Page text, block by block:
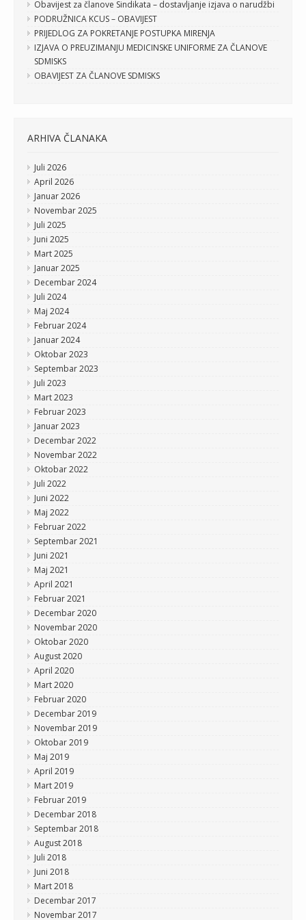
Obavijest za članove Sindikata – dostavljanje izjava o narudžbi
PODRUŽNICA KCUS – OBAVIJEST
PRIJEDLOG ZA POKRETANJE POSTUPKA MIRENJA
IZJAVA O PREUZIMANJU MEDICINSKE UNIFORME ZA ČLANOVE
SDMISKS
OBAVIJEST ZA ČLANOVE SDMISKS
ARHIVA ČLANAKA
Juli 2026
April 2026
Januar 2026
Novembar 2025
Juli 2025
Juni 2025
Mart 2025
Januar 2025
Decembar 2024
Juli 2024
Maj 2024
Februar 2024
Januar 2024
Oktobar 2023
Septembar 2023
Juli 2023
Mart 2023
Februar 2023
Januar 2023
Decembar 2022
Novembar 2022
Oktobar 2022
Juli 2022
Juni 2022
Maj 2022
Februar 2022
Septembar 2021
Juni 2021
Maj 2021
April 2021
Februar 2021
Decembar 2020
Novembar 2020
Oktobar 2020
August 2020
April 2020
Mart 2020
Februar 2020
Decembar 2019
Novembar 2019
Oktobar 2019
Maj 2019
April 2019
Mart 2019
Februar 2019
Decembar 2018
Septembar 2018
August 2018
Juli 2018
Juni 2018
Mart 2018
Decembar 2017
Novembar 2017